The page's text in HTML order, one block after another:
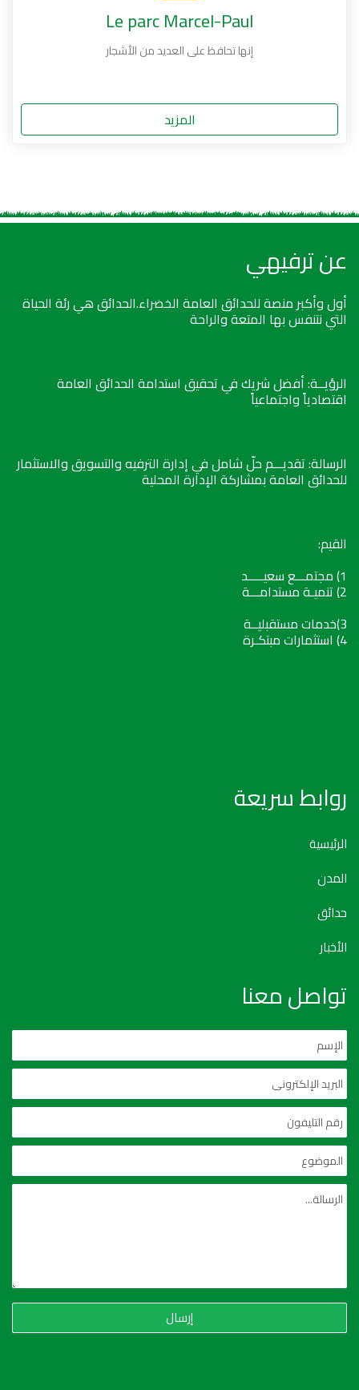
Le parc Marcel-Paul
إنها تحافظ على العديد من الأشجار
المزيد
عن ترفيهي
أول وأكبر منصة للحدائق العامة الخضراء.الحدائق هي رئة الحياة
التي نتنفس بها المتعة والراحة
الرؤيــة: أفضل شريك في تحقيق استدامة الحدائق العامة
اقتصادياً واجتماعياً
الرسالة: تقديـــم حلّ شامل في إدارة الترفيه والتسويق والاستثمار
للحدائق العامة بمشاركة الإدارة المحلية
القيم:
1) مجتمـــع سعيـــــد
2) تنميـة مستدامـــة
3)خدمات مستقبليــة
4) استثمارات مبتكـرة
روابط سريعة
الرئيسية
المدن
حدائق
الأخبار
تواصل معنا
إرسال